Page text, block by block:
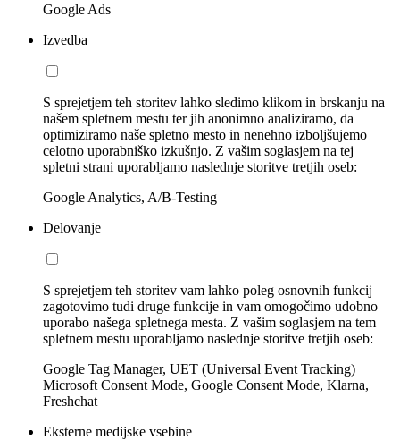
Google Ads
Izvedba
S sprejetjem teh storitev lahko sledimo klikom in brskanju na
našem spletnem mestu ter jih anonimno analiziramo, da
optimiziramo naše spletno mesto in nenehno izboljšujemo
celotno uporabniško izkušnjo. Z vašim soglasjem na tej
spletni strani uporabljamo naslednje storitve tretjih oseb:
Google Analytics, A/B-Testing
Delovanje
S sprejetjem teh storitev vam lahko poleg osnovnih funkcij
zagotovimo tudi druge funkcije in vam omogočimo udobno
uporabo našega spletnega mesta. Z vašim soglasjem na tem
spletnem mestu uporabljamo naslednje storitve tretjih oseb:
Google Tag Manager, UET (Universal Event Tracking)
Microsoft Consent Mode, Google Consent Mode, Klarna,
Freshchat
Eksterne medijske vsebine